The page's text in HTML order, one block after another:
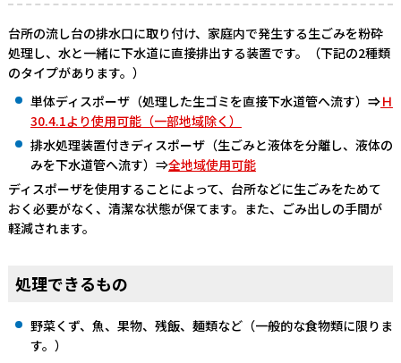
台所の流し台の排水口に取り付け、家庭内で発生する生ごみを粉砕
処理し、水と一緒に下水道に直接排出する装置です。（下記の2種類
のタイプがあります。）
単体ディスポーザ（処理した生ゴミを直接下水道管へ流す） ⇒Ｈ
30.4.1より使用可能（一部地域除く）
排水処理装置付きディスポーザ（生ごみと液体を分離し、液体の
みを下水道管へ流す）⇒全地域使用可能
ディスポーザを使用することによって、台所などに生ごみをためて
おく必要がなく、清潔な状態が保てます。また、ごみ出しの手間が
軽減されます。
処理できるもの
野菜くず、魚、果物、残飯、麺類など（一般的な食物類に限りま
す。）